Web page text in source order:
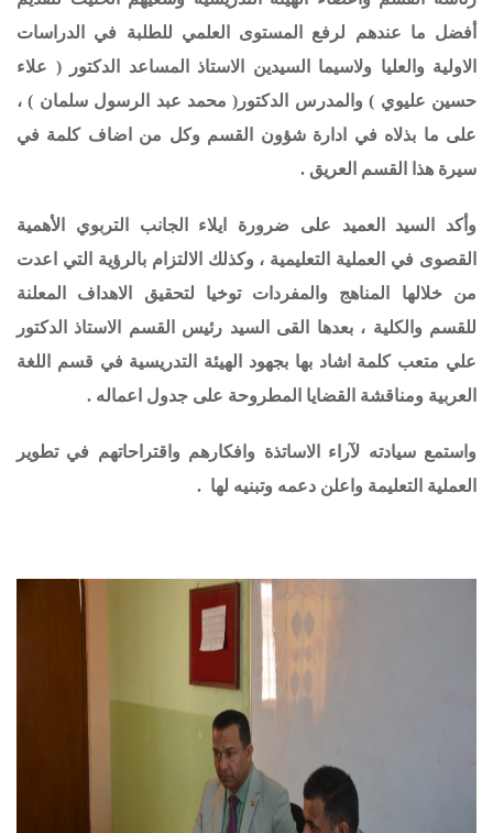
أفضل ما عندهم لرفع المستوى العلمي للطلبة في الدراسات
الاولية والعليا ولاسيما السيدين الاستاذ المساعد الدكتور ( علاء
حسين عليوي ) والمدرس الدكتور( محمد عبد الرسول سلمان ) ،
على ما بذلاه في ادارة شؤون القسم وكل من اضاف كلمة في
سيرة هذا القسم العريق .
وأكد السيد العميد على ضرورة ايلاء الجانب التربوي الأهمية
القصوى في العملية التعليمية ، وكذلك الالتزام بالرؤية التي اعدت
من خلالها المناهج والمفردات توخيا لتحقيق الاهداف المعلنة
للقسم والكلية ، بعدها القى السيد رئيس القسم الاستاذ الدكتور
علي متعب كلمة اشاد بها بجهود الهيئة التدريسية في قسم اللغة
العربية ومناقشة القضايا المطروحة على جدول اعماله .
واستمع سيادته لآراء الاساتذة وافكارهم واقتراحاتهم في تطوير
العملية التعليمة واعلن دعمه وتبنيه لها .